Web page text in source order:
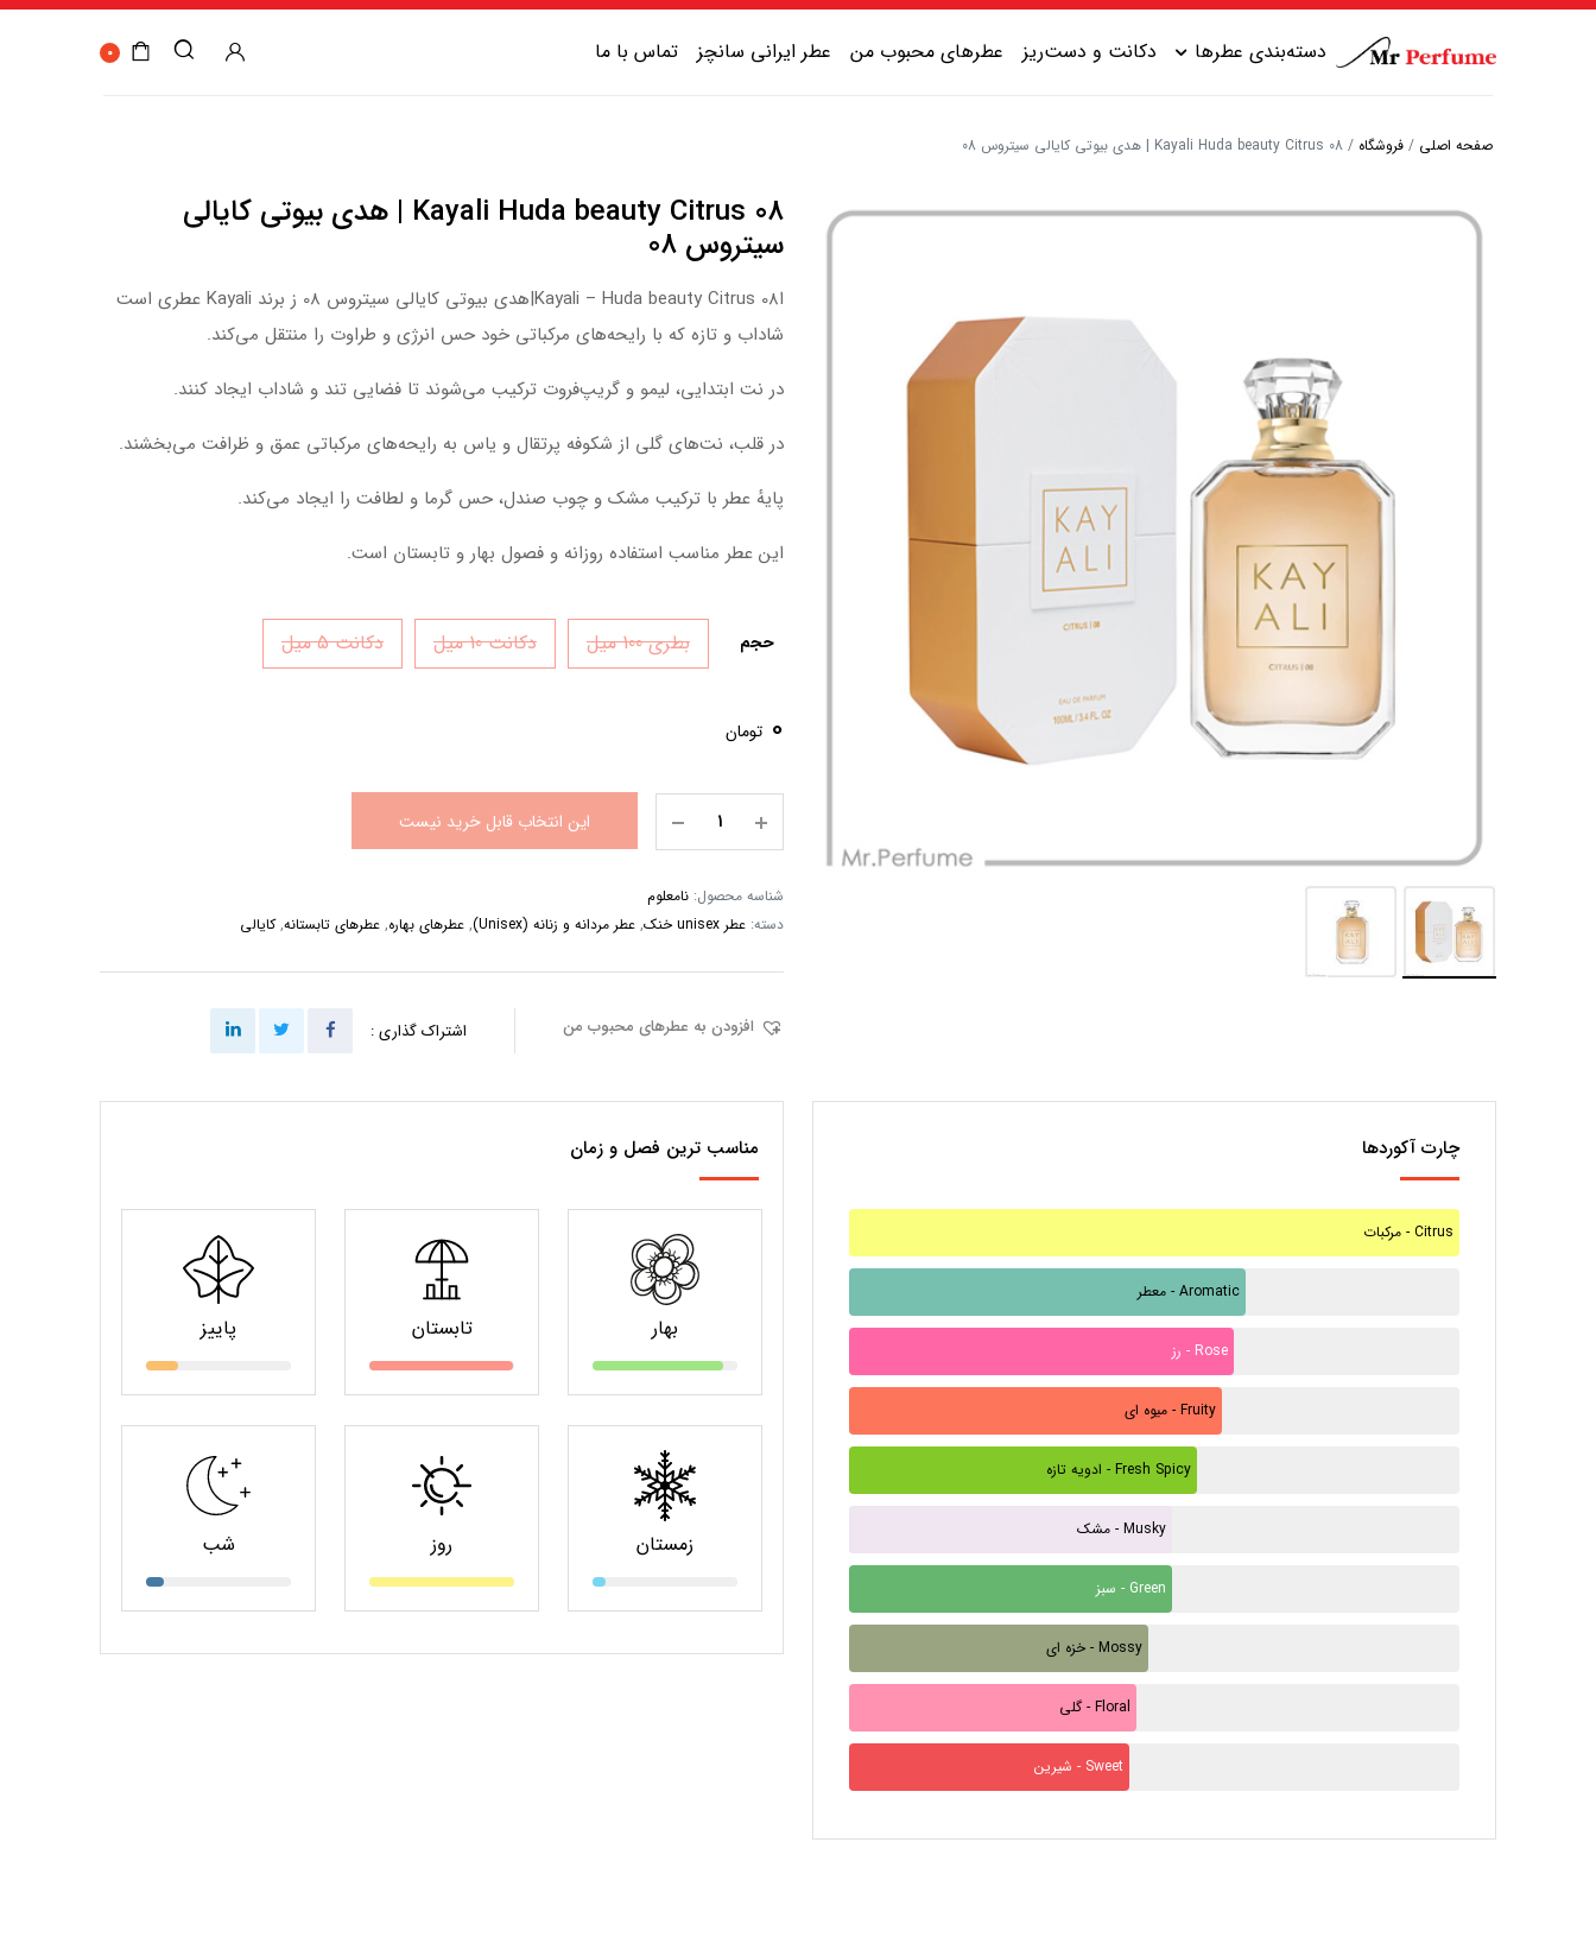
دسته‌بندی عطرها
عطر زنانه گرم
عطر یونیسکس تلخ
دکانت و دست‌ریز عطرهای محبوب من عطر ایرانی سانچز تماس با ما 0
صفحه اصلی / فروشگاه / Kayali Huda beauty Citrus 08 | هدی بیوتی کایالی سیتروس 08
Kayali Huda beauty Citrus 08 | هدی بیوتی کایالی
سیتروس 08
اKayali – Huda beauty Citrus 08|هدی بیوتی کایالی سیتروس 08 ز برند Kayali عطری است
شاداب و تازه که با رایحه‌های مرکباتی خود حس انرژی و طراوت را منتقل می‌کند.
در نت ابتدایی، لیمو و گریپ‌فروت ترکیب می‌شوند تا فضایی تند و شاداب ایجاد کنند.
در قلب، نت‌های گلی از شکوفه پرتقال و یاس به رایحه‌های مرکباتی عمق و ظرافت می‌بخشند.
پایه‌ٔ عطر با ترکیب مشک و چوب صندل، حس گرما و لطافت را ایجاد می‌کند.
این عطر مناسب استفاده روزانه و فصول بهار و تابستان است.
حجم بطری 100 میل دکانت 10 میل دکانت 5 میل
0 تومان
این انتخاب قابل خرید نیست
شناسه محصول: نامعلوم
دسته: عطر unisex خنک , عطر مردانه و زنانه (Unisex) , عطرهای بهاره, عطرهای تابستانه,کایالی
افزودن به عطرهای محبوب من اشتراک گذاری :
چارت آکوردها
مرکبات - Citrus
معطر - Aromatic
رز - Rose
میوه ای - Fruity
ادویه تازه - Fresh Spicy
مشک - Musky
سبز - Green
خزه ای - Mossy
گلی - Floral
شیرین - Sweet
مناسب ترین فصل و زمان
بهار تابستان پاییز
زمستان روز شب